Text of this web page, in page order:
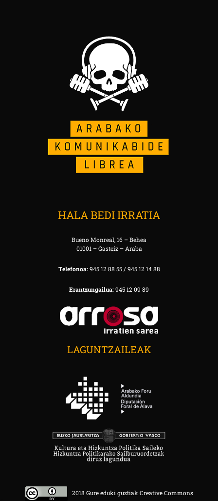
HALA BEDI IRRATIA
Bueno Monreal, 16 – Behea
01001 – Gasteiz – Araba
Telefonoa:945 12 88 55 / 945 12 14 88
Erantzungailua:945 12 09 89
LAGUNTZAILEAK
2018 Gure eduki guztiak Creative Commons